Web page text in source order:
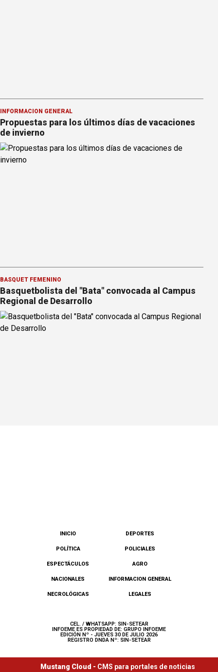
INFORMACION GENERAL
Propuestas para los últimos días de vacaciones
de invierno
BÁSQUET FEMENINO
Basquetbolista del "Bata" convocada al Campus
Regional de Desarrollo
INICIO DEPORTES
POLÍTICA POLICIALES
ESPECTÁCULOS AGRO
NACIONALES INFORMACION GENERAL
NECROLÓGICAS LEGALES
CEL. / WHATSAPP: SIN-SETEAR
INFOEME ES PROPIEDAD DE: GRUPO INFOEME
EDICIÓN Nº - JUEVES 30 DE JULIO 2026
REGISTRO DNDA Nº: SIN-SETEAR
Mustang Cloud - CMS para portales de noticias